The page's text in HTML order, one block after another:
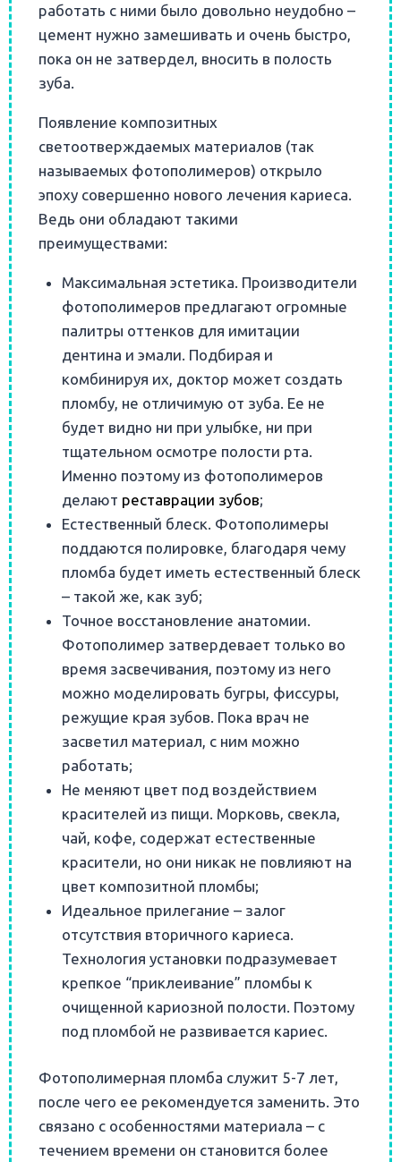
работать с ними было довольно неудобно –
цемент нужно замешивать и очень быстро,
пока он не затвердел, вносить в полость
зуба.
Появление композитных
светоотверждаемых материалов (так
называемых фотополимеров) открыло
эпоху совершенно нового лечения кариеса.
Ведь они обладают такими
преимуществами:
Максимальная эстетика. Производители
фотополимеров предлагают огромные
палитры оттенков для имитации
дентина и эмали. Подбирая и
комбинируя их, доктор может создать
пломбу, не отличимую от зуба. Ее не
будет видно ни при улыбке, ни при
тщательном осмотре полости рта.
Именно поэтому из фотополимеров
делают реставрации зубов;
Естественный блеск. Фотополимеры
поддаются полировке, благодаря чему
пломба будет иметь естественный блеск
– такой же, как зуб;
Точное восстановление анатомии.
Фотополимер затвердевает только во
время засвечивания, поэтому из него
можно моделировать бугры, фиссуры,
режущие края зубов. Пока врач не
засветил материал, с ним можно
работать;
Не меняют цвет под воздействием
красителей из пищи. Морковь, свекла,
чай, кофе, содержат естественные
красители, но они никак не повлияют на
цвет композитной пломбы;
Идеальное прилегание – залог
отсутствия вторичного кариеса.
Технология установки подразумевает
крепкое “приклеивание” пломбы к
очищенной кариозной полости. Поэтому
под пломбой не развивается кариес.
Фотополимерная пломба служит 5-7 лет,
после чего ее рекомендуется заменить. Это
связано с особенностями материала – с
течением времени он становится более